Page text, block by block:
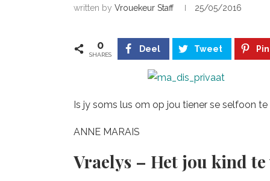
written by Vrouekeur Staff 25/05/2016
0
SHARES
Deel Tweet
Is jy soms lus om op jou tiener se selfoon
ANNE MARAIS
Vraelys – Het jou kind